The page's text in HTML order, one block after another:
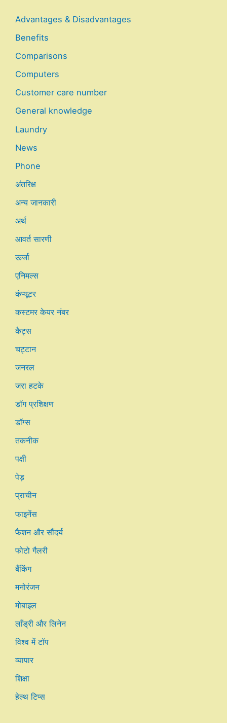
Advantages & Disadvantages
Benefits
Comparisons
Computers
Customer care number
General knowledge
Laundry
News
Phone
अंतरिक्ष
अन्य जानकारी
अर्थ
आवर्त सारणी
ऊर्जा
एनिमल्स
कंप्यूटर
कस्टमर केयर नंबर
कैट्स
चट्टान
जनरल
जरा हटके
डॉग प्रशिक्षण
डॉग्स
तकनीक
पक्षी
पेड़
प्राचीन
फाइनेंस
फैशन और सौंदर्य
फोटो गैलरी
बैंकिंग
मनोरंजन
मोबाइल
लाँड्री और लिनेन
विश्व में टॉप
व्यापार
शिक्षा
हेल्थ टिप्स